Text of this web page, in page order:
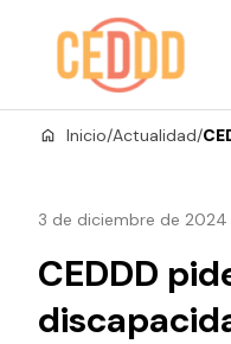
Saltar al contenido
Inicio/Actualidad/
3 de diciembre de 2024
CEDDD